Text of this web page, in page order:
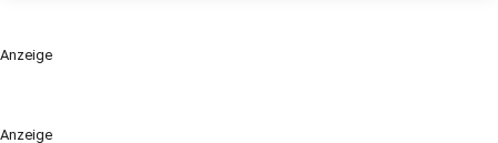
Anzeige
Anzeige